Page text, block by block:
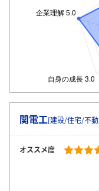
関電工[建設/住宅/不
オススメ度